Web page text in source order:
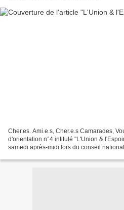
Cher.es. Ami.e.s, Cher.e.s Camarades,
d'orientation n°4 intitulé "L'Union &
samedi après-midi lors du conseil